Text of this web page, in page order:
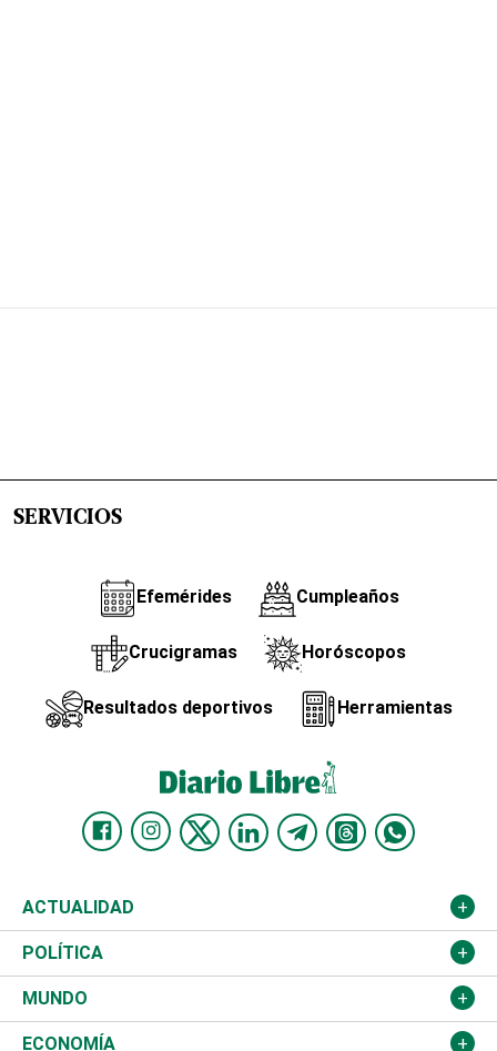
SERVICIOS
Efemérides Cumpleaños
Crucigramas Horóscopos
Resultados deportivos Herramientas
ACTUALIDAD
Nacional
Ciudad
Educación
POLÍTICA
Partidos
JCE
MUNDO
Estados Unidos
ECONOMÍA